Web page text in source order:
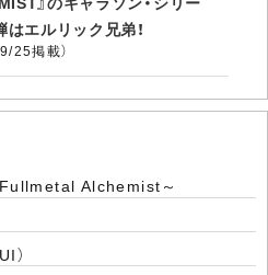
はエルリック兄弟！
25掲載）
Alchemist～
）